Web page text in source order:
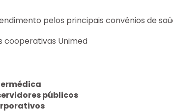
pelos principais convênios de
cooperativas Unimed
públicos